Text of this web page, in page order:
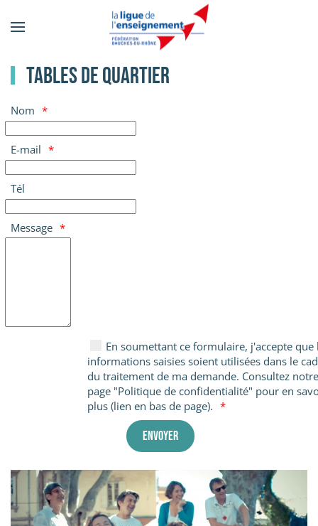
contenu
principal
Tables de quartier
Nom
E-mail
Tél
Message
En soumettant ce formulaire, j'accepte que
informations saisies soient utilisées dans le
du traitement de ma demande. Consultez notre
page "Politique de confidentialité" pour en
plus (lien en bas de page).